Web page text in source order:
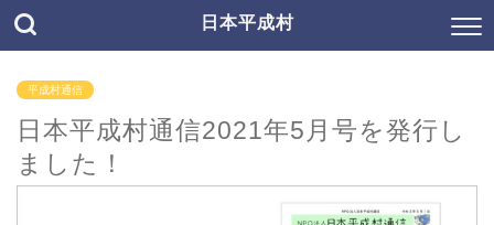
日本平成村
平成村通信
日本平成村通信2021年5月号を発行し
ました！